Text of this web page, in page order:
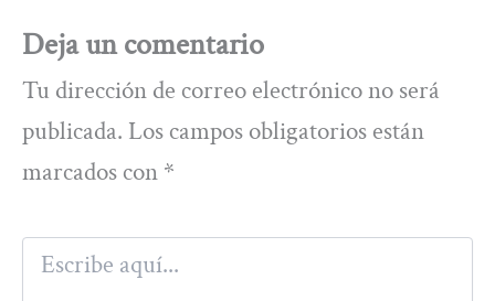
Deja un comentario
Tu dirección de correo electrónico no será
publicada. Los campos obligatorios están
marcados con *
Escribe
aquí...